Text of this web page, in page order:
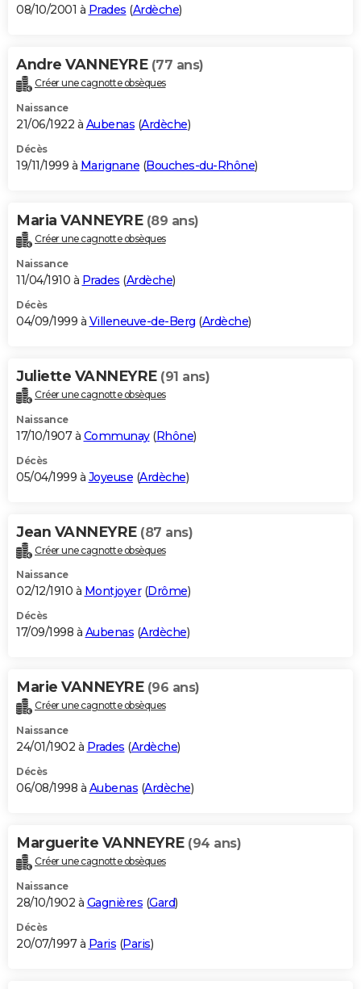
08/10/2001 à Prades (Ardèche)
Andre VANNEYRE (77 ans)
Créer une cagnotte obsèques
Naissance
21/06/1922 à Aubenas (Ardèche)
Décès
19/11/1999 à Marignane (Bouches-du-Rhône)
Maria VANNEYRE (89 ans)
Créer une cagnotte obsèques
Naissance
11/04/1910 à Prades (Ardèche)
Décès
04/09/1999 à Villeneuve-de-Berg (Ardèche)
Juliette VANNEYRE (91 ans)
Créer une cagnotte obsèques
Naissance
17/10/1907 à Communay(Rhône)
Décès
05/04/1999 à Joyeuse (Ardèche)
Jean VANNEYRE (87 ans)
Créer une cagnotte obsèques
Naissance
02/12/1910 à Montjoyer(Drôme)
Décès
17/09/1998 à Aubenas (Ardèche)
Marie VANNEYRE (96 ans)
Créer une cagnotte obsèques
Naissance
24/01/1902 à Prades (Ardèche)
Décès
06/08/1998 à Aubenas (Ardèche)
Marguerite VANNEYRE (94 ans)
Créer une cagnotte obsèques
Naissance
28/10/1902 à Gagnières (Gard)
Décès
20/07/1997 à Paris (Paris)